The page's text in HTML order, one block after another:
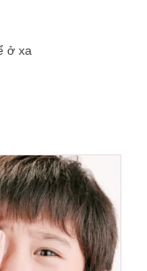
ở xa